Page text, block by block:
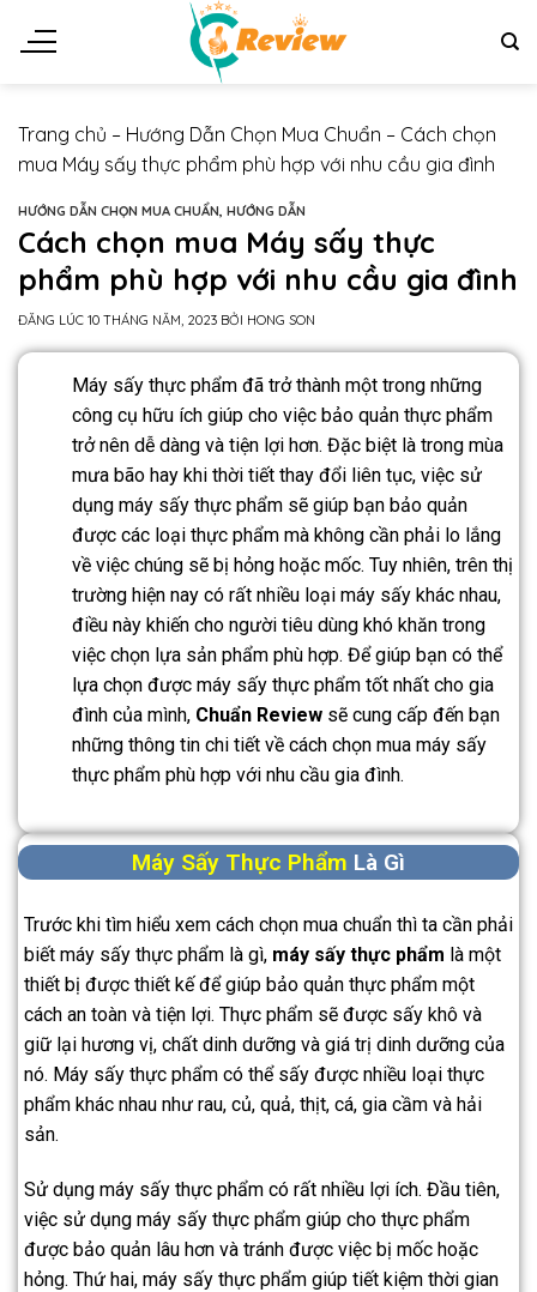
Trang chủ – Hướng Dẫn Chọn Mua Chuẩn – Cách chọn
mua Máy sấy thực phẩm phù hợp với nhu cầu gia đình
HƯỚNG DẪN CHỌN MUA CHUẨN HƯỚNG DẪN
Cách chọn mua Máy sấy thực
phẩm phù hợp với nhu cầu gia đình
ĐĂNG LÚC 10 THÁNG NĂM, 2023 BỞI HONG SON
Máy sấy thực phẩm đã trở thành một trong những
công cụ hữu ích giúp cho việc bảo quản thực phẩm
trở nên dễ dàng và tiện lợi hơn. Đặc biệt là trong mùa
mưa bão hay khi thời tiết thay đổi liên tục, việc sử
dụng máy sấy thực phẩm sẽ giúp bạn bảo quản
được các loại thực phẩm mà không cần phải lo lắng
về việc chúng sẽ bị hỏng hoặc mốc. Tuy nhiên, trên thị
trường hiện nay có rất nhiều loại máy sấy khác nhau,
điều này khiến cho người tiêu dùng khó khăn trong
việc chọn lựa sản phẩm phù hợp. Để giúp bạn có thể
lựa chọn được máy sấy thực phẩm tốt nhất cho gia
đình của mình, Chuẩn Review sẽ cung cấp đến bạn
những thông tin chi tiết về cách chọn mua máy sấy
thực phẩm phù hợp với nhu cầu gia đình.
Máy Sấy Thực Phẩm Là Gì
Trước khi tìm hiểu xem cách chọn mua chuẩn thì ta cần phải
biết máy sấy thực phẩm là gì, máy sấy thực phẩm là một
thiết bị được thiết kế để giúp bảo quản thực phẩm một
cách an toàn và tiện lợi. Thực phẩm sẽ được sấy khô và
giữ lại hương vị, chất dinh dưỡng và giá trị dinh dưỡng của
nó. Máy sấy thực phẩm có thể sấy được nhiều loại thực
phẩm khác nhau như rau, củ, quả, thịt, cá, gia cầm và hải
sản.
Sử dụng máy sấy thực phẩm có rất nhiều lợi ích. Đầu tiên,
việc sử dụng máy sấy thực phẩm giúp cho thực phẩm
được bảo quản lâu hơn và tránh được việc bị mốc hoặc
hỏng. Thứ hai, máy sấy thực phẩm giúp tiết kiệm thời gian